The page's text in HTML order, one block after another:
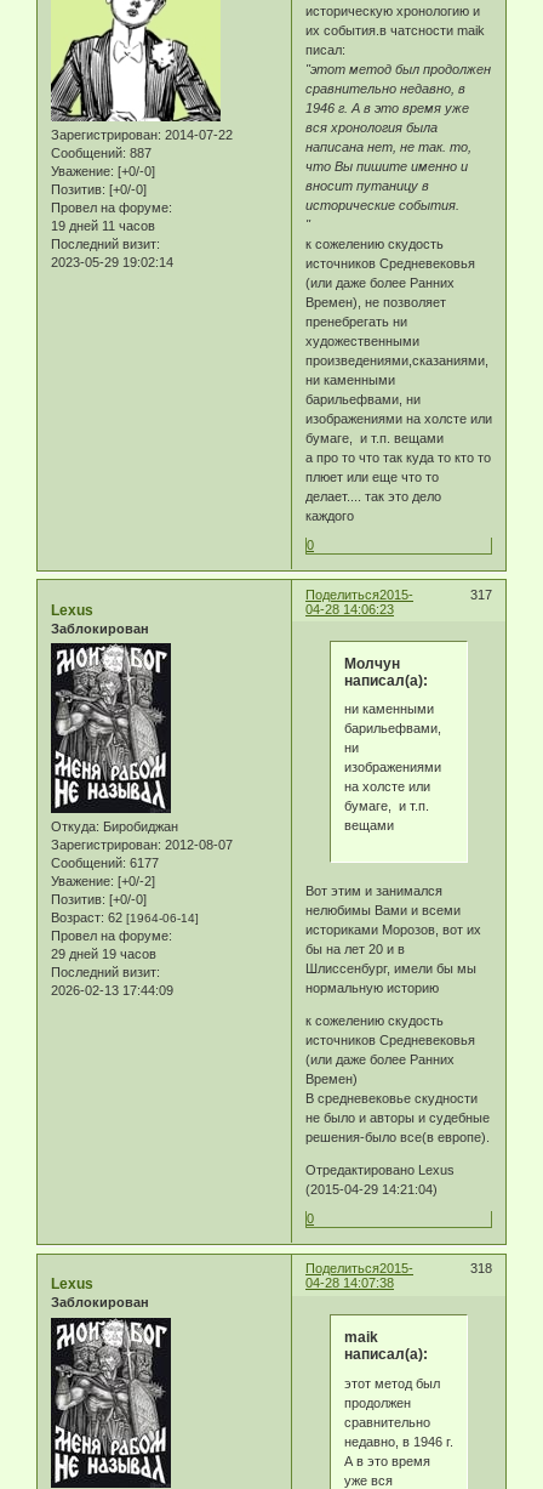
Зарегистрирован: 2014-07-22
Сообщений: 887
Уважение: [+0/-0]
Позитив: [+0/-0]
Провел на форуме:
19 дней 11 часов
Последний визит:
2023-05-29 19:02:14
историческую хронологию и
их события.в чатсности maik
писал:
"этот метод был продолжен
сравнительно недавно, в
1946 г. А в это время уже
вся хронология была
написана нет, не так. то,
что Вы пишите именно и
вносит путаницу в
исторические события.
"
к сожелению скудость
источников Средневековья
(или даже более Ранних
Времен), не позволяет
пренебрегать ни
художественными
произведениями,сказаниями,
ни каменными
барильефвами, ни
изображениями на холсте или
бумаге, и т.п. вещами
а про то что так куда то кто то
плюет или еще что то
делает.... так это дело
каждого
0
Поделиться 317
2015-
04-28 14:06:23
Lexus
Заблокирован
Откуда: Биробиджан
Зарегистрирован: 2012-08-07
Сообщений: 6177
Уважение: [+0/-2]
Позитив: [+0/-0]
Возраст: 62 [1964-06-14]
Провел на форуме:
29 дней 19 часов
Последний визит:
2026-02-13 17:44:09
Молчун
написал(а):
ни каменными
барильефвами,
ни
изображениями
на холсте или
бумаге, и т.п.
вещами
Вот этим и занимался
нелюбимы Вами и всеми
историками Морозов, вот их
бы на лет 20 и в
Шлиссенбург, имели бы мы
нормальную историю
к сожелению скудость
источников Средневековья
(или даже более Ранних
Времен)
В средневековье скудности
не было и авторы и судебные
решения-было все(в европе).
Отредактировано Lexus
(2015-04-29 14:21:04)
0
Поделиться 318
2015-
04-28 14:07:38
Lexus
Заблокирован
maik
написал(а):
этот метод был
продолжен
сравнительно
недавно, в 1946 г.
А в это время
уже вся